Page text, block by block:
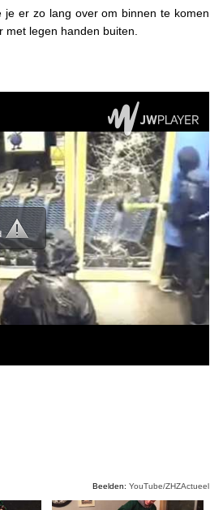
je er zo lang over om binnen te komen
legen handen buiten.
Beelden: YouTube/ZHZActueel